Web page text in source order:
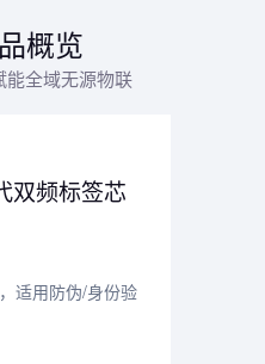
概览
能全域无源物联
双频标签芯
适用防伪/身份验